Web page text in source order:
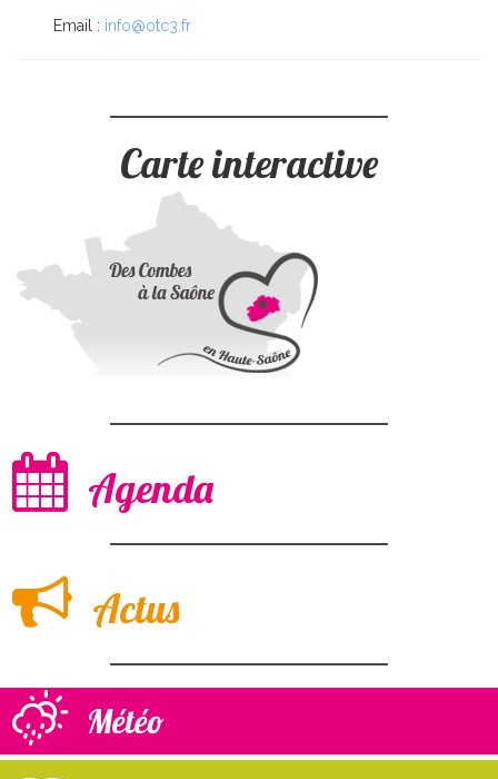
Email : info@otc3.fr
Carte interactive
Agenda
Actus
Météo